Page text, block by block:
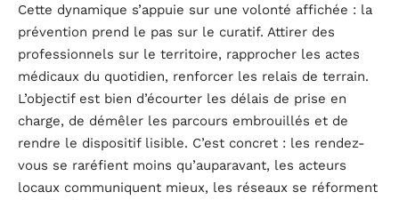
Cette dynamique s’appuie sur une volonté affichée : la
prévention prend le pas sur le curatif. Attirer des
professionnels sur le territoire, rapprocher les actes
médicaux du quotidien, renforcer les relais de terrain.
L’objectif est bien d’écourter les délais de prise en
charge, de démêler les parcours embrouillés et de
rendre le dispositif lisible. C’est concret : les rendez-
vous se raréfient moins qu’auparavant, les acteurs
locaux communiquent mieux, les réseaux se réforment